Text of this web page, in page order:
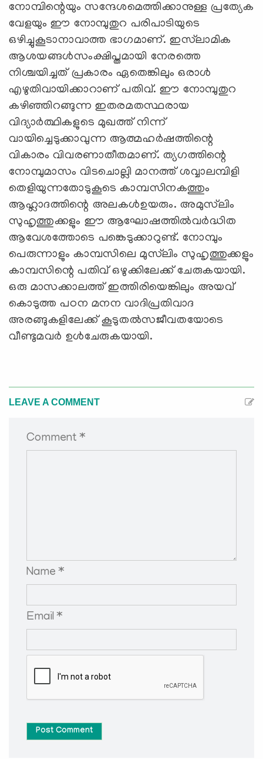
നോമ്പിന്റെയും സന്ദേശമെത്തിക്കാനുള്ള പ്രത്യേക
വേളയും ഈ നോമ്പുതുറ പരിപാടിയുടെ
ഒഴിച്ചുകൂടാനാവാത്ത ഭാഗമാണ്. ഇസ്‌ലാമിക
ആശയങ്ങള്‍സംക്ഷിപ്തമായി നേരത്തെ
നിശ്ചയിച്ചത് പ്രകാരം ഏതെങ്കിലും ഒരാള്‍
എഴുതിവായിക്കാറാണ് പതിവ്. ഈ നോമ്പുതുറ
കഴിഞ്ഞിറങ്ങുന്ന ഇതരമതസ്ഥരായ
വിദ്യാര്‍ത്ഥികളുടെ മുഖത്ത് നിന്ന്
വായിച്ചെടുക്കാവുന്ന ആത്മഹര്‍ഷത്തിന്റെ
വികാരം വിവരണാതീതമാണ്. ത്യഗത്തിന്റെ
നോമ്പുമാസം വിടചൊല്ലി മാനത്ത് ശവ്വാലമ്പിളി
തെളിയുന്നതോടുകൂടെ കാമ്പസിനകത്തും
ആഹ്ലാദത്തിന്റെ അലകള്‍ഉയരും. അമുസ്‌ലിം
സുഹൃത്തുക്കളും ഈ ആഘോഷത്തില്‍വര്‍ദ്ധിത
ആവേശത്തോടെ പങ്കെടുക്കാറുണ്ട്. നോമ്പും
പെരുന്നാളും കാമ്പസിലെ മുസ്‌ലിം സുഹൃത്തുക്കളും
കാമ്പസിന്റെ പതിവ് ഒഴുക്കിലേക്ക് ചേരുകയായി.
ഒരു മാസക്കാലത്ത് ഇത്തിരിയെങ്കിലും അയവ്
കൊടുത്ത പഠന മനന വാദിപ്രതിവാദ
അരങ്ങുകളിലേക്ക് കൂടുതല്‍സജീവതയോടെ
വീണ്ടുമവര്‍ ഉള്‍ചേരുകയായി.
LEAVE A COMMENT
Comment *
Name *
Email *
Post Comment